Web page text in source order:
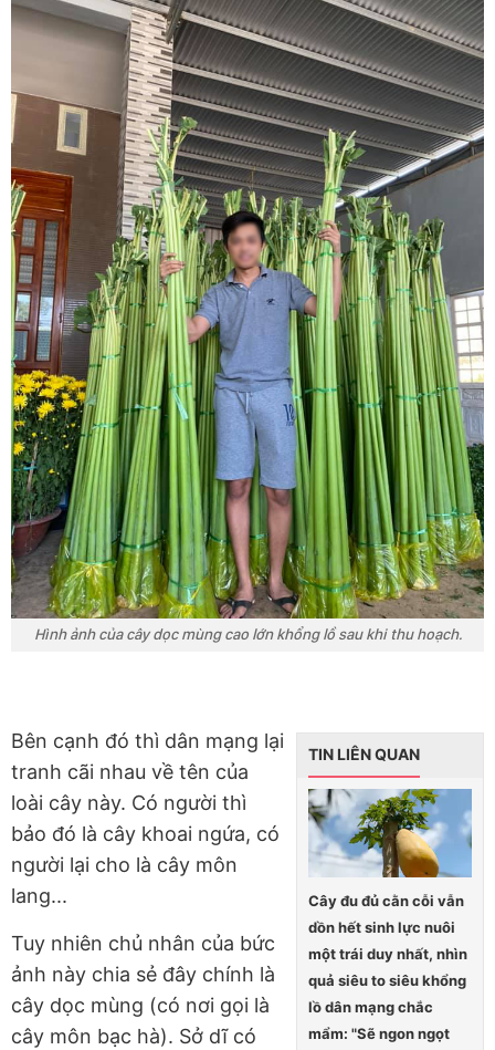
Hình ảnh của cây dọc mùng cao lớn khổng lồ sau khi thu hoạch.
TIN LIÊN QUAN
Cây đu đủ cằn cỗi vẫn
dồn hết sinh lực nuôi
một trái duy nhất, nhìn
quả siêu to siêu khổng
lồ dân mạng chắc
mẩm: "Sẽ ngon ngọt
Bên cạnh đó thì dân mạng lại
tranh cãi nhau về tên của
loài cây này. Có người thì
bảo đó là cây khoai ngứa, có
người lại cho là cây môn
lang...
Tuy nhiên chủ nhân của bức
ảnh này chia sẻ đây chính là
cây dọc mùng (có nơi gọi là
cây môn bạc hà). Sở dĩ có